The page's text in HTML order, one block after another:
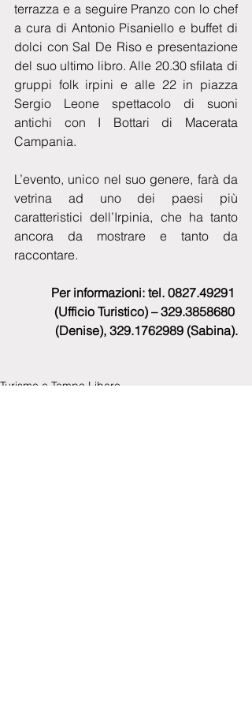
terrazza e a seguire Pranzo con lo chef
a cura di Antonio Pisaniello e buffet di
dolci con Sal De Riso e presentazione
del suo ultimo libro. Alle 20.30 sfilata di
gruppi folk irpini e alle 22 in piazza
Sergio Leone spettacolo di suoni
antichi con I Bottari di Macerata
Campania.
L’evento, unico nel suo genere, farà da
vetrina ad uno dei paesi più
caratteristici dell’Irpinia, che ha tanto
ancora da mostrare e tanto da
raccontare.
Per informazioni: tel. 0827.49291
(Ufficio Turistico) – 329.3858680
(Denise), 329.1762989 (Sabina).
Turismo e Tempo Libero